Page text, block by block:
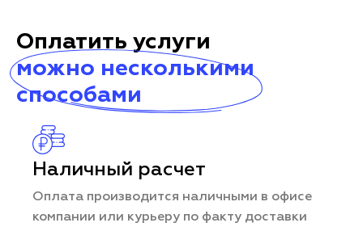
Оплатить услуги
можно несколькими
способами
Наличный расчет
Оплата производится наличными в офисе
компании или курьеру по факту доставки